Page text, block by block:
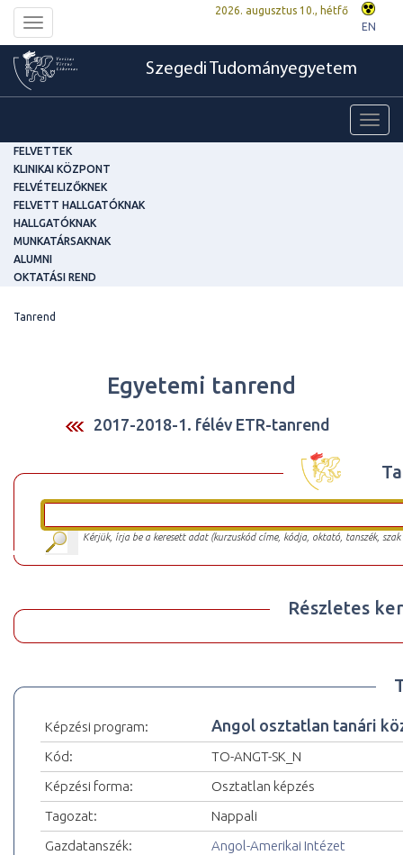
Toggle
navigation
2026. augusztus 10., hétfő
EN
Szegedi Tudományegyetem
FELVETTEK
KLINIKAI KÖZPONT
FELVÉTELIZŐKNEK
FELVETT HALLGATÓKNAK
HALLGATÓKNAK
MUNKATÁRSAKNAK
ALUMNI
OKTATÁSI REND
Tanrend
Egyetemi tanrend
2017-2018-1. félév ETR-tanrend
Kérjük, írja be a keresett adat (kurzuskód címe, kódja, oktató, tanszék,
Részletes
Képzési program: Angol osztatlan tanári
Kód:
TO-ANGT-SK_N
Képzési forma:
Osztatlan képzés
Tagozat:
Nappali
Gazdatanszék:
Angol-Amerikai Intézet